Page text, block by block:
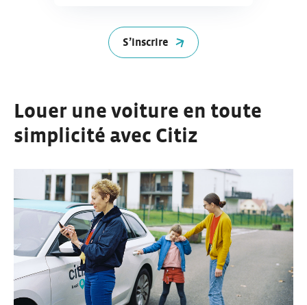
S’inscrire
Louer une voiture en toute
simplicité avec Citiz